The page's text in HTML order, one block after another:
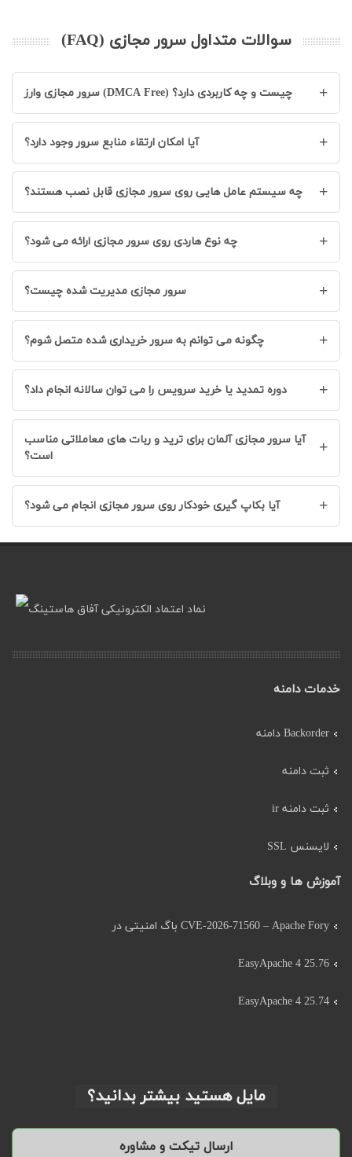
سوالات متداول سرور مجازی (FAQ)
سرور مجازی وارز (DMCA Free) چیست و چه کاربردی دارد؟ +
آیا امکان ارتقاء منابع سرور وجود دارد؟ +
چه سیستم عامل هایی روی سرور مجازی قابل نصب هستند؟ +
چه نوع هاردی روی سرور مجازی ارائه می شود؟ +
سرور مجازی مدیریت شده چیست؟ +
چگونه می توانم به سرور خریداری شده متصل شوم؟ +
دوره تمدید یا خرید سرویس را می توان سالانه انجام داد؟ +
آیا سرور مجازی آلمان برای ترید و ربات های معاملاتی مناسب
است؟
+
آیا بکاپ گیری خودکار روی سرور مجازی انجام می شود؟ +
خدمات دامنه
Backorder دامنه
ثبت دامنه
ثبت دامنه ir
لایسنس SSL
آموزش ها و وبلاگ
CVE-2026-71560 – Apache Fory باگ امنیتی در
EasyApache 4 25.76
EasyApache 4 25.74
مایل هستید بیشتر بدانید؟